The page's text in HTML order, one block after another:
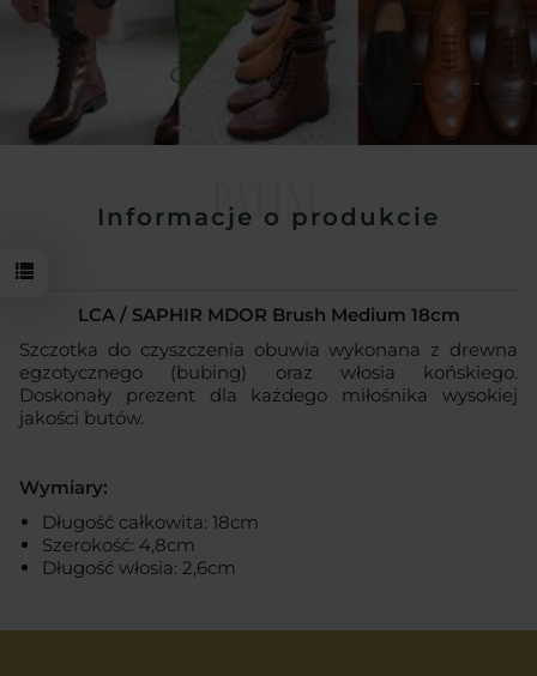
PATINE
Informacje o produkcie
LCA / SAPHIR MDOR Brush Medium 18cm
Szczotka do czyszczenia obuwia wykonana z drewna
egzotycznego (bubing) oraz włosia końskiego.
Doskonały prezent dla każdego miłośnika wysokiej
jakości butów.
Wymiary:
Długość całkowita: 18cm
Szerokość: 4,8cm
Długość włosia: 2,6cm